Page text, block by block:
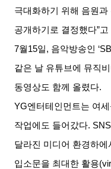
극대화하기 위해 음원과
공개하기로 결정했다”
7월15일, 음악방송인
같은 날 유튜브에 뮤직
동영상도 함께 올렸다.
YG엔터테인먼트는 여
작업에도 들어갔다. SNS
달라진 미디어 환경하
입소문을 최대한 활용